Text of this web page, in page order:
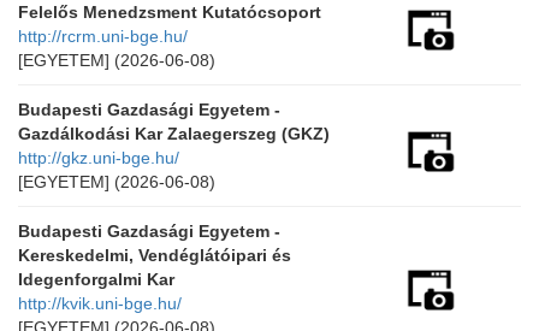
Felelős Menedzsment Kutatócsoport
http://rcrm.uni-bge.hu/
[EGYETEM] (2026-06-08)
Budapesti Gazdasági Egyetem -
Gazdálkodási Kar Zalaegerszeg (GKZ)
http://gkz.uni-bge.hu/
[EGYETEM] (2026-06-08)
Budapesti Gazdasági Egyetem -
Kereskedelmi, Vendéglátóipari és
Idegenforgalmi Kar
http://kvik.uni-bge.hu/